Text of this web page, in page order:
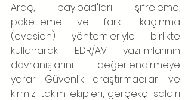
Araç, payload'ları şifreleme,
paketleme ve farklı kaçınma
(evasion) yöntemleriyle birlikte
kullanarak EDR/AV yazılımlarının
davranışlarını değerlendirmeye
yarar. Güvenlik araştırmacıları ve
kırmızı takım ekipleri, gerçekçi saldırı